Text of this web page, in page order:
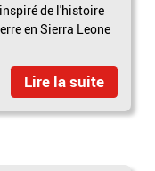
de l'histoire
en Sierra Leone
Lire la suite